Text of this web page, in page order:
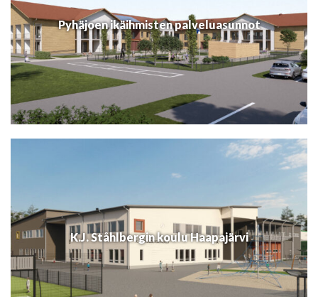
Pyhäjoen ikäihmisten palveluasunnot
K.J. Ståhlbergin koulu Haapajärvi